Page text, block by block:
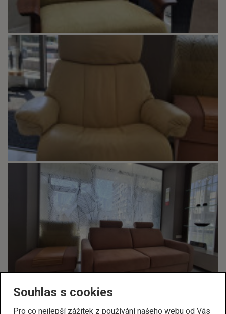
Souhlas s cookies
Pro co nejlepší zážitek z používání našeho webu od Vás